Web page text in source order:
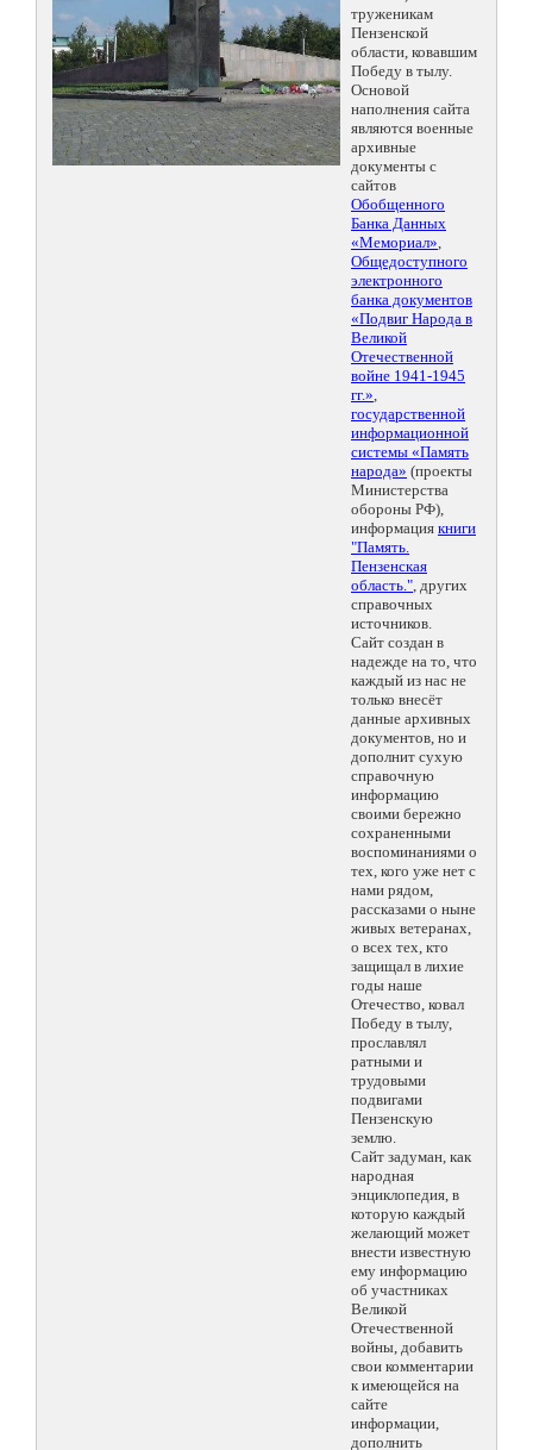
труженикам
Пензенской
области, ковавшим
Победу в тылу.
Основой
наполнения сайта
являются военные
архивные
документы с
сайтов
Обобщенного
Банка Данных
«Мемориал»,
Общедоступного
электронного
банка документов
«Подвиг Народа в
Великой
Отечественной
войне 1941-1945
гг.»,
государственной
информационной
системы «Память
народа» (проекты
Министерства
обороны РФ),
информация книги
"Память.
Пензенская
область.", других
справочных
источников.
Сайт создан в
надежде на то, что
каждый из нас не
только внесёт
данные архивных
документов, но и
дополнит сухую
справочную
информацию
своими бережно
сохраненными
воспоминаниями о
тех, кого уже нет с
нами рядом,
рассказами о ныне
живых ветеранах,
о всех тех, кто
защищал в лихие
годы наше
Отечество, ковал
Победу в тылу,
прославлял
ратными и
трудовыми
подвигами
Пензенскую
землю.
Сайт задуман, как
народная
энциклопедия, в
которую каждый
желающий может
внести известную
ему информацию
об участниках
Великой
Отечественной
войны, добавить
свои комментарии
к имеющейся на
сайте
информации,
дополнить